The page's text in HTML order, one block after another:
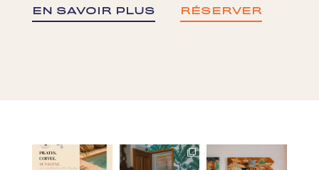
EN SAVOIR PLUS RÉSERVER